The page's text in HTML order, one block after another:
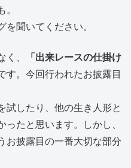
聞いてください。
、
「出来レースの仕掛け
す。今回行われたお披露目
試したり、他の生き人形と
たと思います。しかし、
お披露目の一番大切な部分